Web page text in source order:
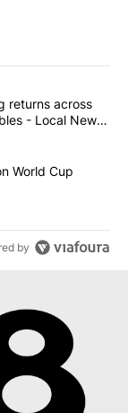
articles in the last
Comparing
returns across
- Local News
$20 billion
World Cup
by